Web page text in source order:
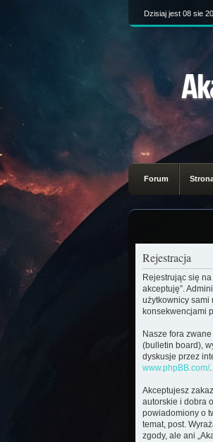
Dzisiaj jest 08 sie
Forum
Rejestracja
Rejestrując się
akceptuję”.
użytkownicy sami
konsekwencjami
Nasze fora zwane
(bulletin board),
dyskusje przez
www.phpBB.com/.
Akceptujesz
autorskie i dobra
powiadomiony o
temat, post.
zgody, ale ani